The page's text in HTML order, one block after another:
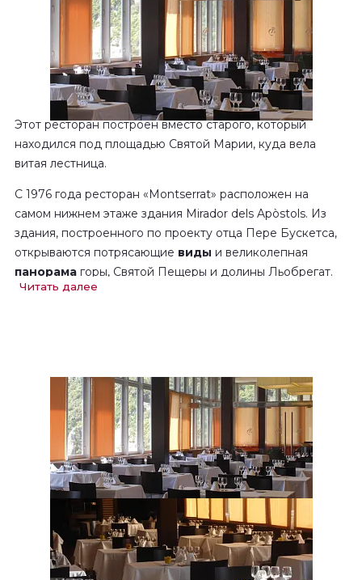
Этот ресторан построен вместо старого, который
находился под площадью Святой Марии, куда вела
витая лестница.
С 1976 года ресторан «Montserrat» расположен на
самом нижнем этаже здания Mirador dels Apòstols. Из
здания, построенного по проекту отца Пере Бускетса,
открываются потрясающие виды и великолепная
панорама горы, Святой Пещеры и долины Льобрегат.
К вашим услугам салоны для проведения групповых
встреч и праздников. Самый большой из них, площадью
850 кв.м, способный вместить до 900 человек,
позволяет организовать праздник любого масштаба.
Бронирование доступно только для групп.
Читать далее